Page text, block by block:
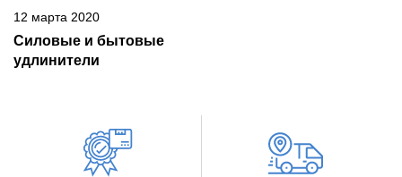
12 марта 2020
Силовые и бытовые
удлинители